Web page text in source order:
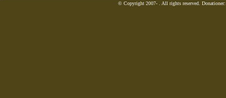
© Copyright 2007- . All rights reserved.